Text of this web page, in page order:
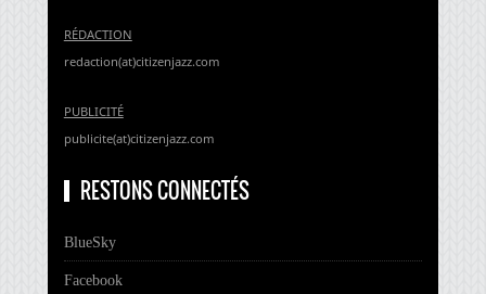
RÉDACTION
redaction(at)citizenjazz.com
PUBLICITÉ
publicite(at)citizenjazz.com
RESTONS CONNECTÉS
BlueSky
Facebook